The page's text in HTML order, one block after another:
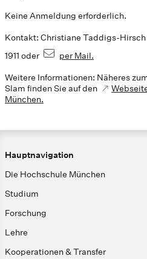
Keine Anmeldung erforderlich.
Kontakt: Christiane Taddigs-
1911 oder
per Mail.
Weitere Informationen: Näheres
Slam finden Sie auf den
München.
Hauptnavigation
Die Hochschule München
Studium
Forschung
Lehre
Kooperationen & Transfer